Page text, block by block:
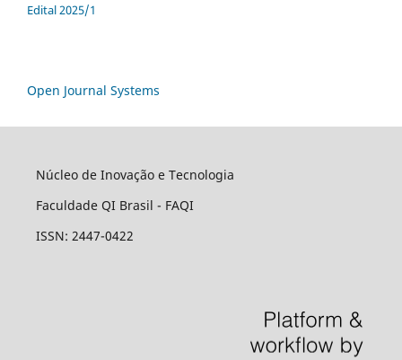
Edital 2025/1
Open Journal Systems
Núcleo de Inovação e Tecnologia
Faculdade QI Brasil - FAQI
ISSN: 2447-0422